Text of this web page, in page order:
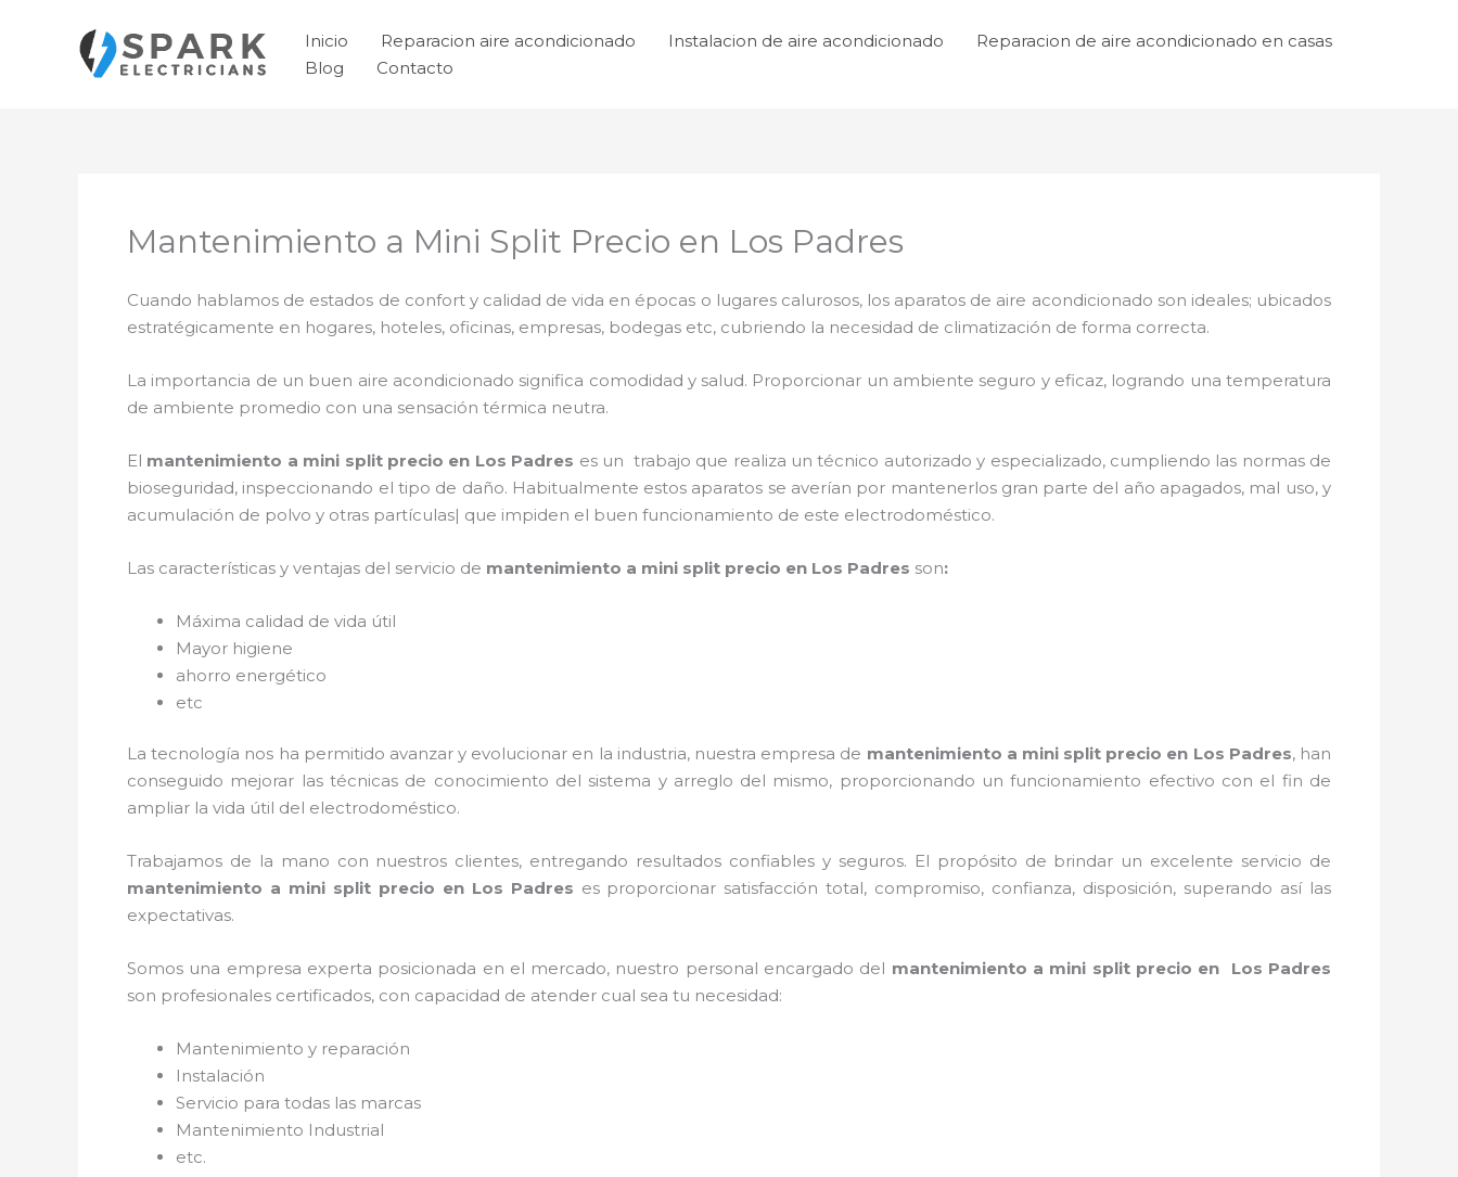
contenido
Inicio Reparacion aire acondicionado Instalacion de aire acondicionado
Reparacion de aire acondicionado en casas
Blog
Contacto
Mantenimiento a Mini Split Precio en Los Padres
Cuando hablamos de estados de confort y calidad de vida en épocas o lugares calurosos, los aparatos de aire acondicionado son ideales; ubicados
estratégicamente en hogares, hoteles, oficinas, empresas, bodegas etc, cubriendo la necesidad de climatización de forma correcta.
La importancia de un buen aire acondicionado significa comodidad y salud. Proporcionar un ambiente seguro y eficaz, logrando una temperatura
de ambiente promedio con una sensación térmica neutra.
El mantenimiento a mini split precio en Los Padres es un trabajo que realiza un técnico autorizado y especializado, cumpliendo las normas de
bioseguridad, inspeccionando el tipo de daño. Habitualmente estos aparatos se averían por mantenerlos gran parte del año apagados, mal uso, y
acumulación de polvo y otras partículas| que impiden el buen funcionamiento de este electrodoméstico.
Las características y ventajas del servicio de mantenimiento a mini split precio en Los Padres son:
Máxima calidad de vida útil
Mayor higiene
ahorro energético
etc
La tecnología nos ha permitido avanzar y evolucionar en la industria, nuestra empresa de mantenimiento a mini split precio en Los Padres, han
conseguido mejorar las técnicas de conocimiento del sistema y arreglo del mismo, proporcionando un funcionamiento efectivo con el fin de
ampliar la vida útil del electrodoméstico.
Trabajamos de la mano con nuestros clientes, entregando resultados confiables y seguros. El propósito de brindar un excelente servicio de
mantenimiento a mini split precio en Los Padres es proporcionar satisfacción total, compromiso, confianza, disposición, superando así las
expectativas.
Somos una empresa experta posicionada en el mercado, nuestro personal encargado del mantenimiento a mini split precio en Los Padres
son profesionales certificados, con capacidad de atender cual sea tu necesidad:
Mantenimiento y reparación
Instalación
Servicio para todas las marcas
Mantenimiento Industrial
etc.